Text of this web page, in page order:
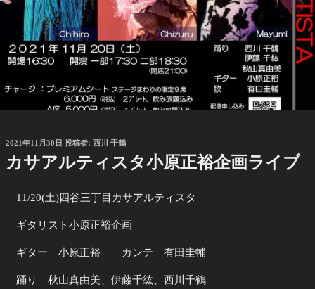
投
日:
2021年11月30日 投稿者: 西川 千鶴
カサアルティスタ小原正裕企画ライブ
11/20(土)四谷三丁目カサアルティスタ
ギタリスト小原正裕企画
ギター 小原正裕 カンテ 有田圭輔
踊り 秋山真由美、伊藤千紘、西川千鶴